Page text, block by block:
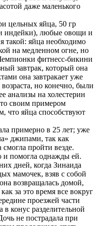
даже маленького
цельных яйца, 50 гр
индейки), любые овощи и
такой: яйца необходимо
на медленном огне, но
фитнесс-бикини
завтрак, который она
она завтракает уже
но конечно, были
анализы на холестерин
своим примером
что яйца способствуют
примерно в 25 лет; уже
джипами, так как
пройти везде.
и помогла однажды ей.
дней, когда Зинаида
мамочек, взяв с собой
возвращалась домой,
за это время все вокруг
проезжей части
конус разделительной
не пострадала при